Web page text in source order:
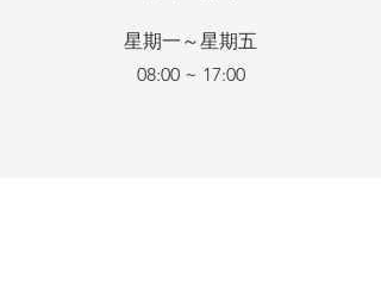
星期一～星期五
08:00 ~ 17:00